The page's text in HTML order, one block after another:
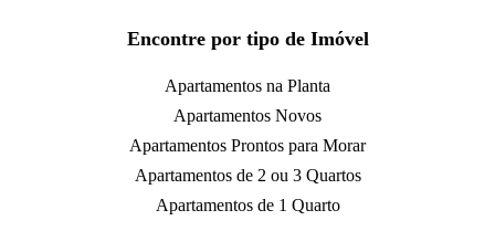
Encontre por tipo de Imóvel
Apartamentos na Planta
Apartamentos Novos
Apartamentos Prontos para Morar
Apartamentos de 2 ou 3 Quartos
Apartamentos de 1 Quarto